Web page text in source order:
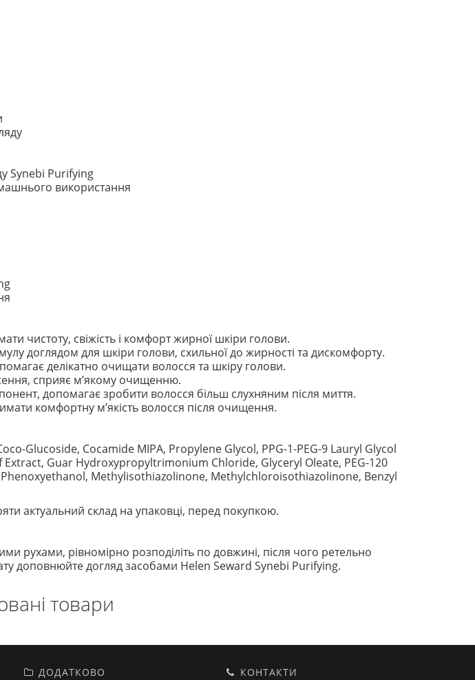
Synebi Purifying
використання
чистоту, свіжість і комфорт жирної шкіри голови.
доглядом для шкіри голови, схильної до жирності та дискомфорту.
делікатно очищати волосся та шкіру голови.
сприяє м’якому очищенню.
допомагає зробити волосся більш слухняним після миття.
комфортну м’якість волосся після очищення.
Glucoside, Cocamide MIPA, Propylene Glycol, PPG-1-PEG-9 Lauryl Glycol
Guar Hydroxypropyltrimonium Chloride, Glyceryl Oleate, PEG-120
Methylisothiazolinone, Methylchloroisothiazolinone, Benzyl
актуальний склад на упаковці, перед покупкою.
рухами, рівномірно розподіліть по довжині, після чого ретельно
доповнюйте догляд засобами Helen Seward Synebi Purifying.
товари
ДОДАТКОВО КОНТАКТИ